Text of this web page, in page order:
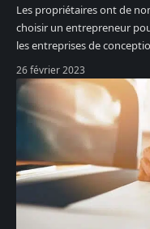
Les propriétaires ont de
choisir un entrepreneur
les entreprises de
26 février 2023